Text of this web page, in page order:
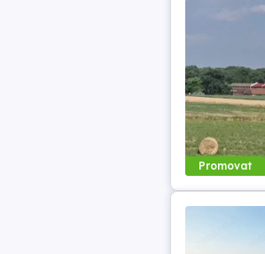
Promovat